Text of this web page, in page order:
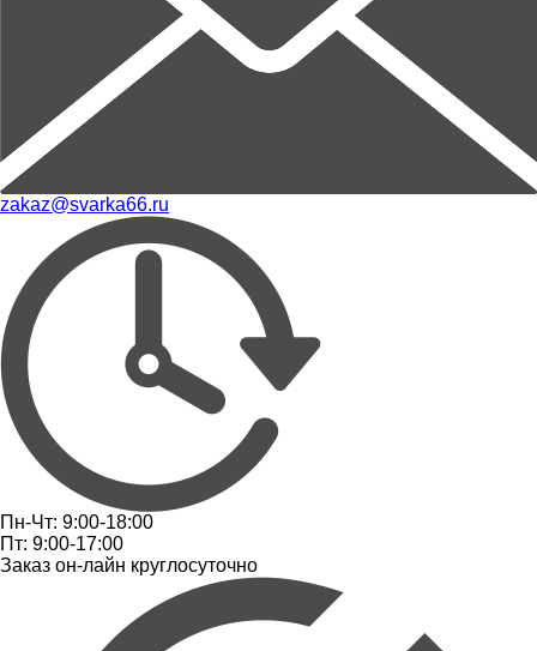
zakaz@svarka66.ru
Пн-Чт: 9:00-18:00
Пт: 9:00-17:00
Заказ он-лайн круглосуточно